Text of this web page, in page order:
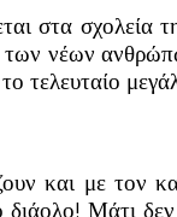
στα σχολεία
νέων
τελευταίο
και με τον
διάολο! Μάτι